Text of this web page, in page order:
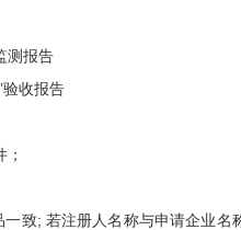
测报告
验收报告
；
致; 若注册人名称与申请企业